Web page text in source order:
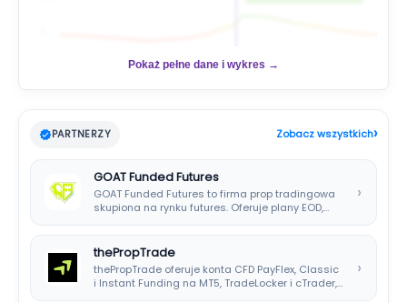
Pokaż pełne dane i wykres →
PARTNERZY Zobacz wszystkich›
GOAT Funded Futures
GOAT Funded Futures to firma prop tradingowa
skupiona na rynku futures. Oferuje plany EOD,…
›
thePropTrade
thePropTrade oferuje konta CFD PayFlex, Classic
i Instant Funding na MT5, TradeLocker i cTrader,…
›